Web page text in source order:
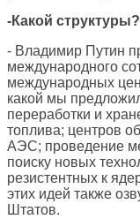
-Какой структуры?
- Владимир Путин
международного
международных
какой мы
переработки и
топлива; центров
АЭС; проведение
поиску новых
резистентных к
этих идей также
Штатов.